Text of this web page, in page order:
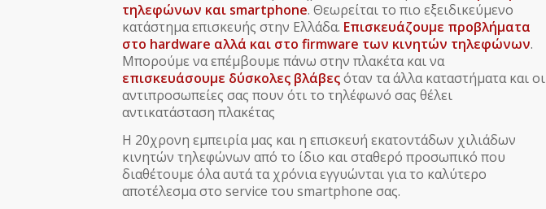
τηλεφώνων και smartphone. Θεωρείται το πιο εξειδικεύμενο
κατάστημα επισκευής στην Ελλάδα. Επισκευάζουμε προβλήματα
στο hardware αλλά και στο firmware των κινητών τηλεφώνων.
Μπορούμε να επέμβουμε πάνω στην πλακέτα και να
επισκευάσουμε δύσκολες βλάβεςόταν τα άλλα καταστήματα και οι
αντιπροσωπείες σας πουν ότι το τηλέφωνό σας θέλει
αντικατάσταση πλακέτας
Η 20χρονη εμπειρία μας και η επισκευή εκατοντάδων χιλιάδων
κινητών τηλεφώνων από το ίδιο και σταθερό προσωπικό που
διαθέτουμε όλα αυτά τα χρόνια εγγυώνται για το καλύτερο
αποτέλεσμα στο service του smartphone σας.